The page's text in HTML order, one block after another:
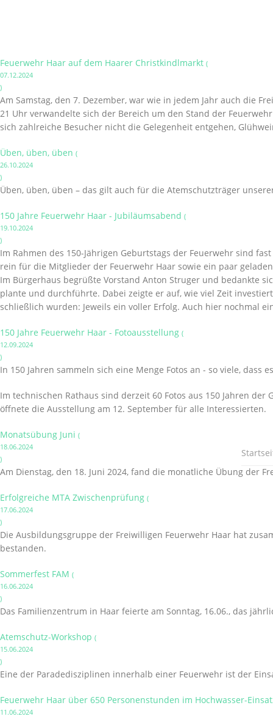
Feuerwehr Haar auf dem Haarer Christkindlmarkt (
07.12.2024
)
Am Samstag, den 7. Dezember, war wie in jedem Jahr auch die
21 Uhr verwandelte sich der Bereich um den Stand der
sich zahlreiche Besucher nicht die Gelegenheit entgehen,
Üben, üben, üben (
26.10.2024
)
Üben, üben, üben – das gilt auch für die Atemschutzträger
150 Jahre Feuerwehr Haar - Jubiläumsabend (
19.10.2024
)
Im Rahmen des 150-Jährigen Geburtstags der Feuerwehr sind
rein für die Mitglieder der Feuerwehr Haar sowie ein paar
Im Bürgerhaus begrüßte Vorstand Anton Struger und bedankte
plante und durchführte. Dabei zeigte er auf, wie viel Zeit
schließlich wurden: Jeweils ein voller Erfolg. Auch hier nochmal
150 Jahre Feuerwehr Haar - Fotoausstellung (
12.09.2024
)
In 150 Jahren sammeln sich eine Menge Fotos an - so viele, dass
Im technischen Rathaus sind derzeit 60 Fotos aus 150 Jahren
öffnete die Ausstellung am 12. September für alle Interessierten.
Monatsübung Juni (
18.06.2024
)
Am Dienstag, den 18. Juni 2024, fand die monatliche Übung der
Erfolgreiche MTA Zwischenprüfung (
17.06.2024
)
Die Ausbildungsgruppe der Freiwilligen Feuerwehr Haar hat
bestanden.
Sommerfest FAM (
16.06.2024
)
Das Familienzentrum in Haar feierte am Sonntag, 16.06., das
Atemschutz-Workshop (
15.06.2024
)
Eine der Paradedisziplinen innerhalb einer Feuerwehr ist der
Feuerwehr Haar über 650 Personenstunden im Hochwasser-
11.06.2024